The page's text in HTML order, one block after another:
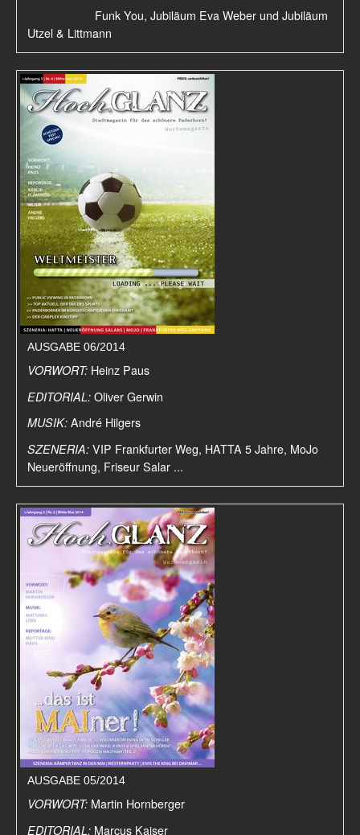
Funk You, Jubiläum Eva Weber und Jubiläum
Utzel & Littmann
AUSGABE 06/2014
VORWORT: Heinz Paus
EDITORIAL: Oliver Gerwin
MUSIK: André Hilgers
SZENERIA: VIP Frankfurter Weg, HATTA 5 Jahre, MoJo
Neueröffnung, Friseur Salar ...
AUSGABE 05/2014
VORWORT: Martin Hornberger
EDITORIAL: Marcus Kaiser